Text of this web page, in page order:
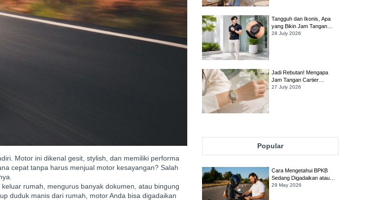
Motor ini dikenal gesit, stylish, dan memiliki performa
cepat tanpa harus menjual motor kesayangan? Salah
rumah, mengurus banyak dokumen, atau bingung
duduk manis dari rumah, motor Anda bisa digadaikan
Tangguh dan Ikonis, Apa
yang Bikin Jam Tangan
TAG Heuer Formula 1
28 July 2026
Jadi Rebutan! Mengapa
Jam Tangan Cartier
Panthère Diburu Para
27 July 2026
Popular
Cara Mengetahui BPKB
Sedang Digadaikan atau
Tidak
29 May 2026